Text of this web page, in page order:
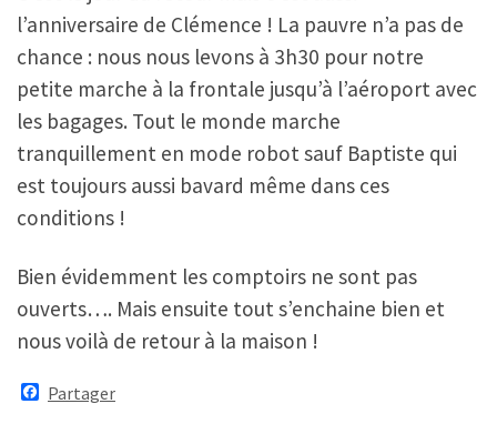
l’anniversaire de Clémence ! La pauvre n’a pas de
chance : nous nous levons à 3h30 pour notre
petite marche à la frontale jusqu’à l’aéroport avec
les bagages. Tout le monde marche
tranquillement en mode robot sauf Baptiste qui
est toujours aussi bavard même dans ces
conditions !
Bien évidemment les comptoirs ne sont pas
ouverts…. Mais ensuite tout s’enchaine bien et
nous voilà de retour à la maison !
Partager